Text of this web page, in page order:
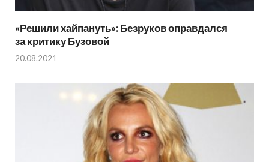
«Решили хайпануть»: Безруков оправдался
за критику Бузовой
20.08.2021